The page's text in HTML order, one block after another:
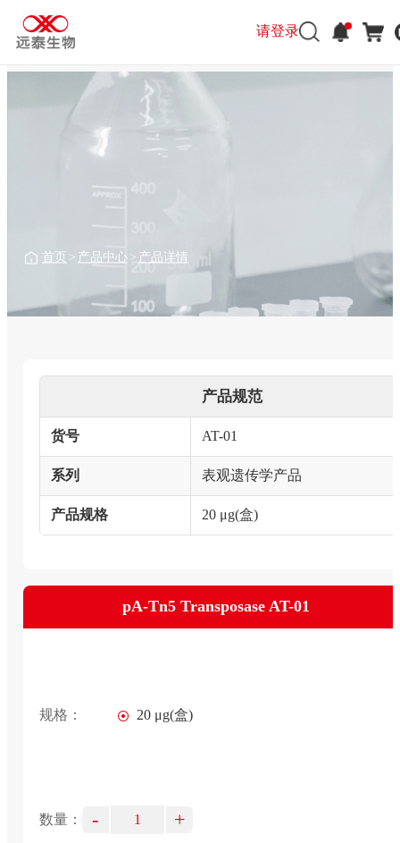
请登录
首页 > 产品中心 > 产品详情
产品规范
货号 AT-01
系列 表观遗传学产品
产品规格 20 μg(盒)
pA-Tn5 Transposase AT-01
规格： 20 μg(盒)
数量： - +
请登录